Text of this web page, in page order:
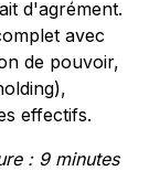
d'agrément.
avec
de pouvoir,
effectifs.
: 9 minutes